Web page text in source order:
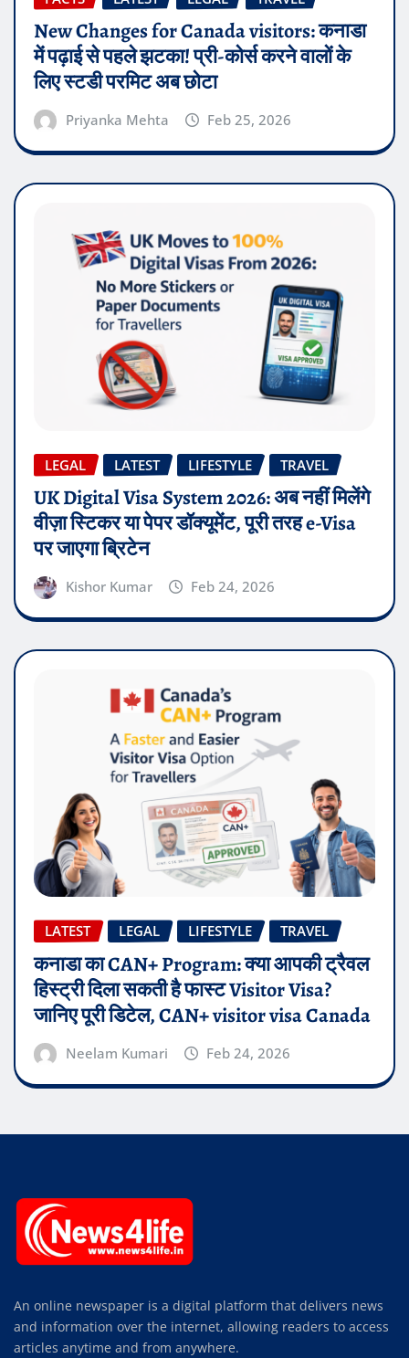
New Changes for Canada visitors: कनाडा
में पढ़ाई से पहले झटका! प्री-कोर्स करने वालों के
लिए स्टडी परमिट अब छोटा
Priyanka Mehta Feb 25, 2026
LEGAL LATEST LIFESTYLE TRAVEL
UK Digital Visa System 2026: अब नहीं मिलेंगे
वीज़ा स्टिकर या पेपर डॉक्यूमेंट, पूरी तरह e-Visa
पर जाएगा ब्रिटेन
Kishor Kumar Feb 24, 2026
LATEST LEGAL LIFESTYLE TRAVEL
कनाडा का CAN+ Program: क्या आपकी ट्रैवल
हिस्ट्री दिला सकती है फास्ट Visitor Visa?
जानिए पूरी डिटेल, CAN+ visitor visa Canada
Neelam Kumari Feb 24, 2026
An online newspaper is a digital platform that delivers news
and information over the internet, allowing readers to access
articles anytime and from anywhere.